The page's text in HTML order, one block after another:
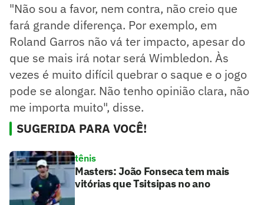
"Não sou a favor, nem contra, não creio que
fará grande diferença. Por exemplo, em
Roland Garros não vá ter impacto, apesar do
que se mais irá notar será Wimbledon. Às
vezes é muito difícil quebrar o saque e o jogo
pode se alongar. Não tenho opinião clara, não
me importa muito", disse.
SUGERIDA PARA VOCÊ!
tênis
Masters: João Fonseca tem mais
vitórias que Tsitsipas no ano